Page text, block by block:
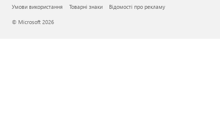
Умови використання Товарні знаки Відомості про рекламу
© Microsoft 2026